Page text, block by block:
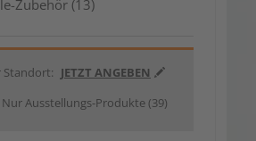
Zubehör (13)
Standort: JETZT ANGEBEN
Nur Ausstellungs-Produkte (39)